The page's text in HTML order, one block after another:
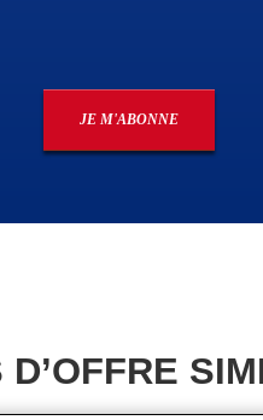
JE M'ABONNE